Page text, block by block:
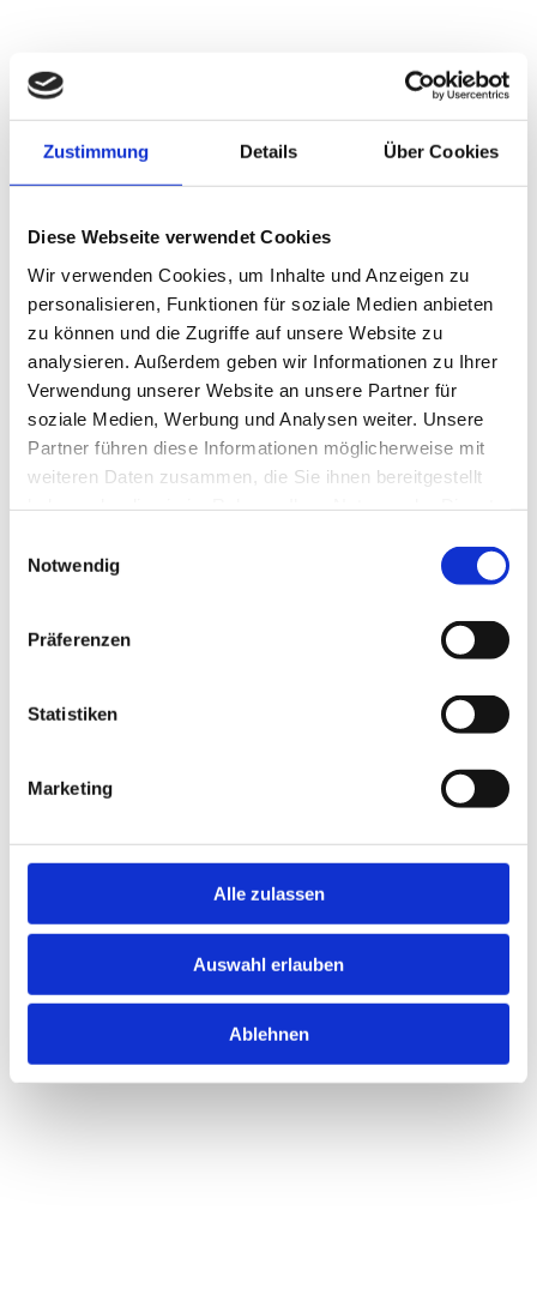
Zustimmung Details Über Cookies
Diese Webseite verwendet Cookies
Wir verwenden Cookies, um Inhalte und Anzeigen zu
personalisieren, Funktionen für soziale Medien anbieten
zu können und die Zugriffe auf unsere Website zu
analysieren. Außerdem geben wir Informationen zu Ihrer
Verwendung unserer Website an unsere Partner für
soziale Medien, Werbung und Analysen weiter. Unsere
Partner führen diese Informationen möglicherweise mit
weiteren Daten zusammen, die Sie ihnen bereitgestellt
Notwendig
Präferenzen
Statistiken
Marketing
Alle zulassen
Auswahl erlauben
Ablehnen